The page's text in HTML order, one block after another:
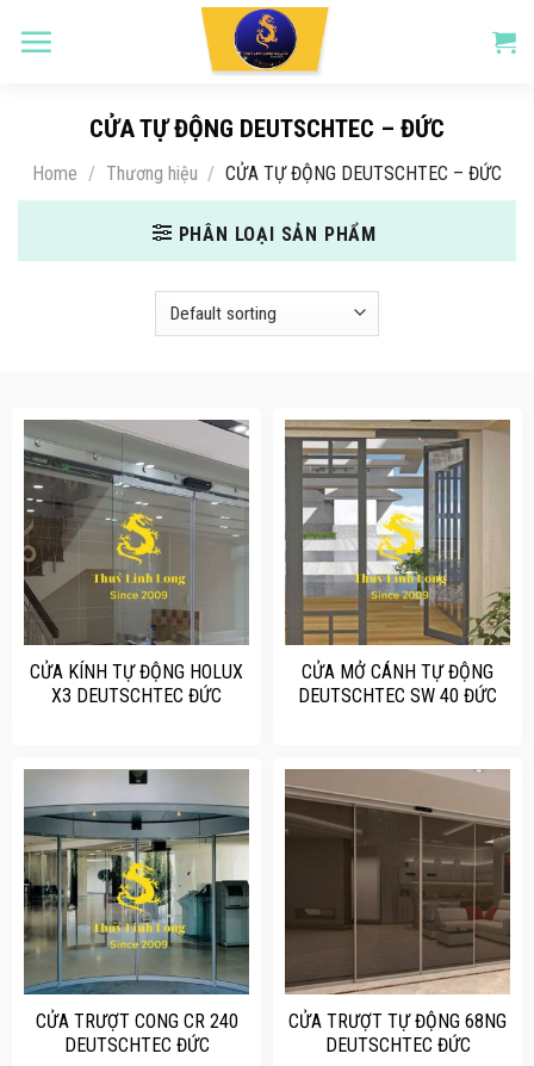
CỬA TỰ ĐỘNG DEUTSCHTEC – ĐỨC
Home / Thương hiệu / CỬA TỰ ĐỘNG DEUTSCHTEC – ĐỨC
PHÂN LOẠI SẢN PHẨM
CỬA KÍNH TỰ ĐỘNG HOLUX
X3 DEUTSCHTEC ĐỨC
CỬA MỞ CÁNH TỰ ĐỘNG
DEUTSCHTEC SW 40 ĐỨC
CỬA TRƯỢT CONG CR 240
DEUTSCHTEC ĐỨC
CỬA TRƯỢT TỰ ĐỘNG 68NG
DEUTSCHTEC ĐỨC